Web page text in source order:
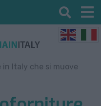
in Italy che si muove